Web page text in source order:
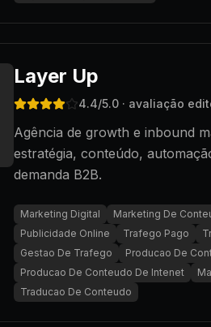
Layer Up
4.4/5.0 · avaliação
Agência de growth e inbound
estratégia, conteúdo,
demanda B2B.
Marketing Digital Marketing De
Publicidade Online
Trafego Pago
Gestao De Trafego
Producao De
Producao De Conteudo De Intenet
Traducao De Conteudo